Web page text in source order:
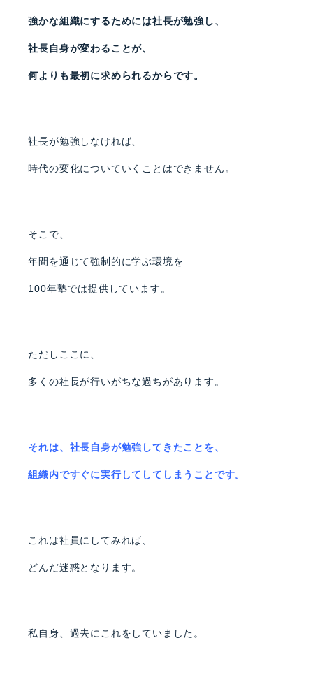
強かな組織にするためには社長が勉強し、
社長自身が変わることが、
何よりも最初に求められるからです。
社長が勉強しなければ、
時代の変化についていくことはできません。
そこで、
年間を通じて強制的に学ぶ環境を
100年塾では提供しています。
ただしここに、
多くの社長が行いがちな過ちがあります。
それは、社長自身が勉強してきたことを、
組織内ですぐに実行してしてしまうことです。
これは社員にしてみれば、
どんだ迷惑となります。
私自身、過去にこれをしていました。